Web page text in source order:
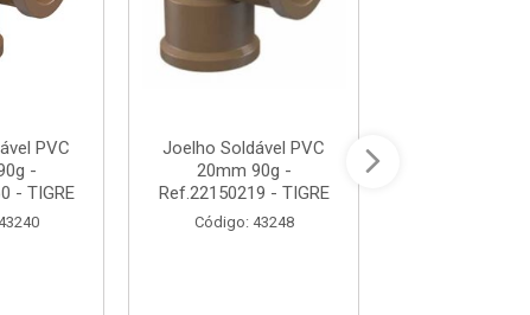
PVC
-
- TIGRE
Joelho Soldável PVC
20mm 90g -
Ref.22150219 - TIGRE
Código: 43248